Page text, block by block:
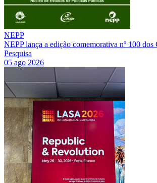
NEPP
NEPP lança a edição comemorativa nº 100 dos
Pesquisa
05 ago 2026